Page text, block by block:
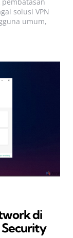
solusi VPN
umum,
di